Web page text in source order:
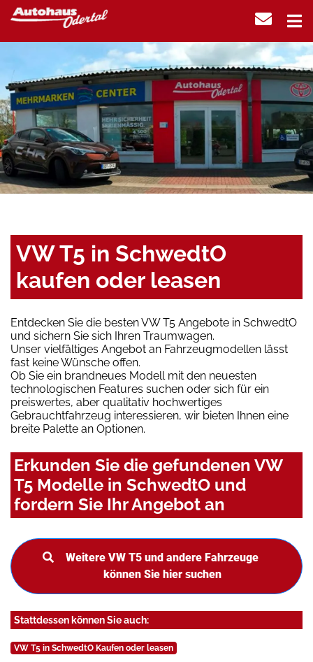
VW T5 in SchwedtO
kaufen oder leasen
Entdecken Sie die besten VW T5 Angebote in SchwedtO
und sichern Sie sich Ihren Traumwagen.
Unser vielfältiges Angebot an Fahrzeugmodellen lässt
fast keine Wünsche offen.
Ob Sie ein brandneues Modell mit den neuesten
technologischen Features suchen oder sich für ein
preiswertes, aber qualitativ hochwertiges
Gebrauchtfahrzeug interessieren, wir bieten Ihnen eine
breite Palette an Optionen.
Erkunden Sie die gefundenen VW
T5 Modelle in SchwedtO und
fordern Sie Ihr Angebot an
Weitere VW T5 und andere Fahrzeuge
können Sie hier suchen
Stattdessen können Sie auch:
VW T5 in SchwedtO Kaufen oder leasen